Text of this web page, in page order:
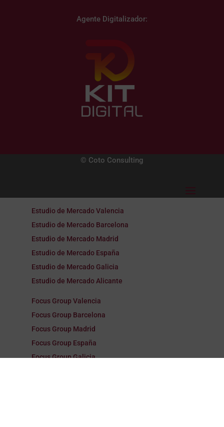
Agente Digitalizador:
© Coto Consulting
Estudio de Mercado Valencia
Estudio de Mercado Barcelona
Estudio de Mercado Madrid
Estudio de Mercado España
Estudio de Mercado Galicia
Estudio de Mercado Alicante
Focus Group Valencia
Focus Group Barcelona
Focus Group Madrid
Focus Group España
Focus Group Galicia